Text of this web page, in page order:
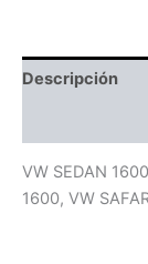
Descripción
VW SEDAN
1600, VW